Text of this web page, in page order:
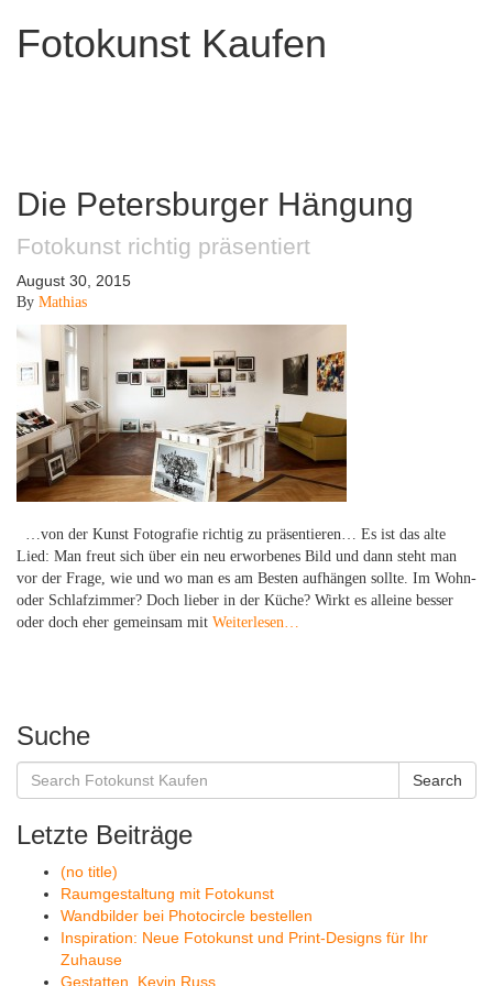
Fotokunst Kaufen
Die Petersburger Hängung
Fotokunst richtig präsentiert
August 30, 2015
By Mathias
…von der Kunst Fotografie richtig zu präsentieren… Es ist das alte
Lied: Man freut sich über ein neu erworbenes Bild und dann steht man
vor der Frage, wie und wo man es am Besten aufhängen sollte. Im Wohn-
oder Schlafzimmer? Doch lieber in der Küche? Wirkt es alleine besser
oder doch eher gemeinsam mit Weiterlesen…
Suche
Search
for:
Search
Letzte Beiträge
(no title)
Raumgestaltung mit Fotokunst
Wandbilder bei Photocircle bestellen
Inspiration: Neue Fotokunst und Print-Designs für Ihr
Zuhause
Gestatten, Kevin Russ